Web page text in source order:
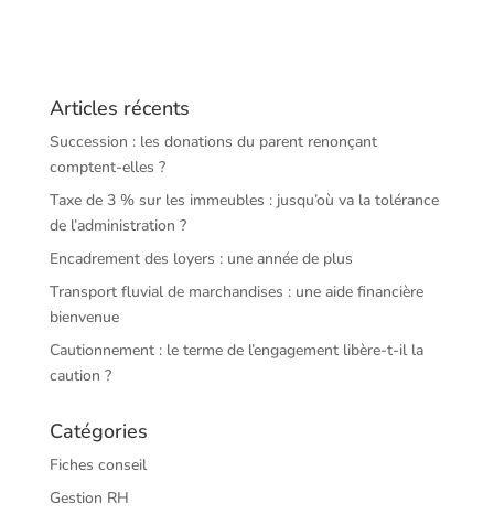
Articles récents
Succession : les donations du parent renonçant
comptent-elles ?
Taxe de 3 % sur les immeubles : jusqu’où va la tolérance
de l’administration ?
Encadrement des loyers : une année de plus
Transport fluvial de marchandises : une aide financière
bienvenue
Cautionnement : le terme de l’engagement libère-t-il la
caution ?
Catégories
Fiches conseil
Gestion RH